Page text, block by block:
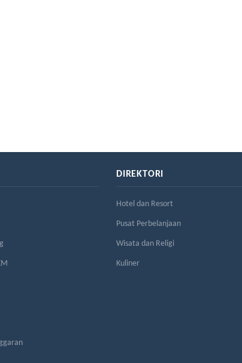
DIREKTORI
Hotel dan Resort
Pusat Perbelanjaan
Wisata dan Religi
Kuliner